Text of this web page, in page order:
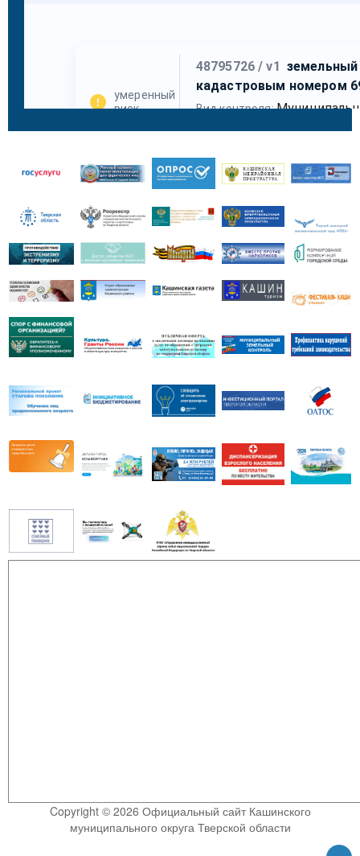
Copyright © 2026 Официальный сайт Кашинского
муниципального округа Тверской области